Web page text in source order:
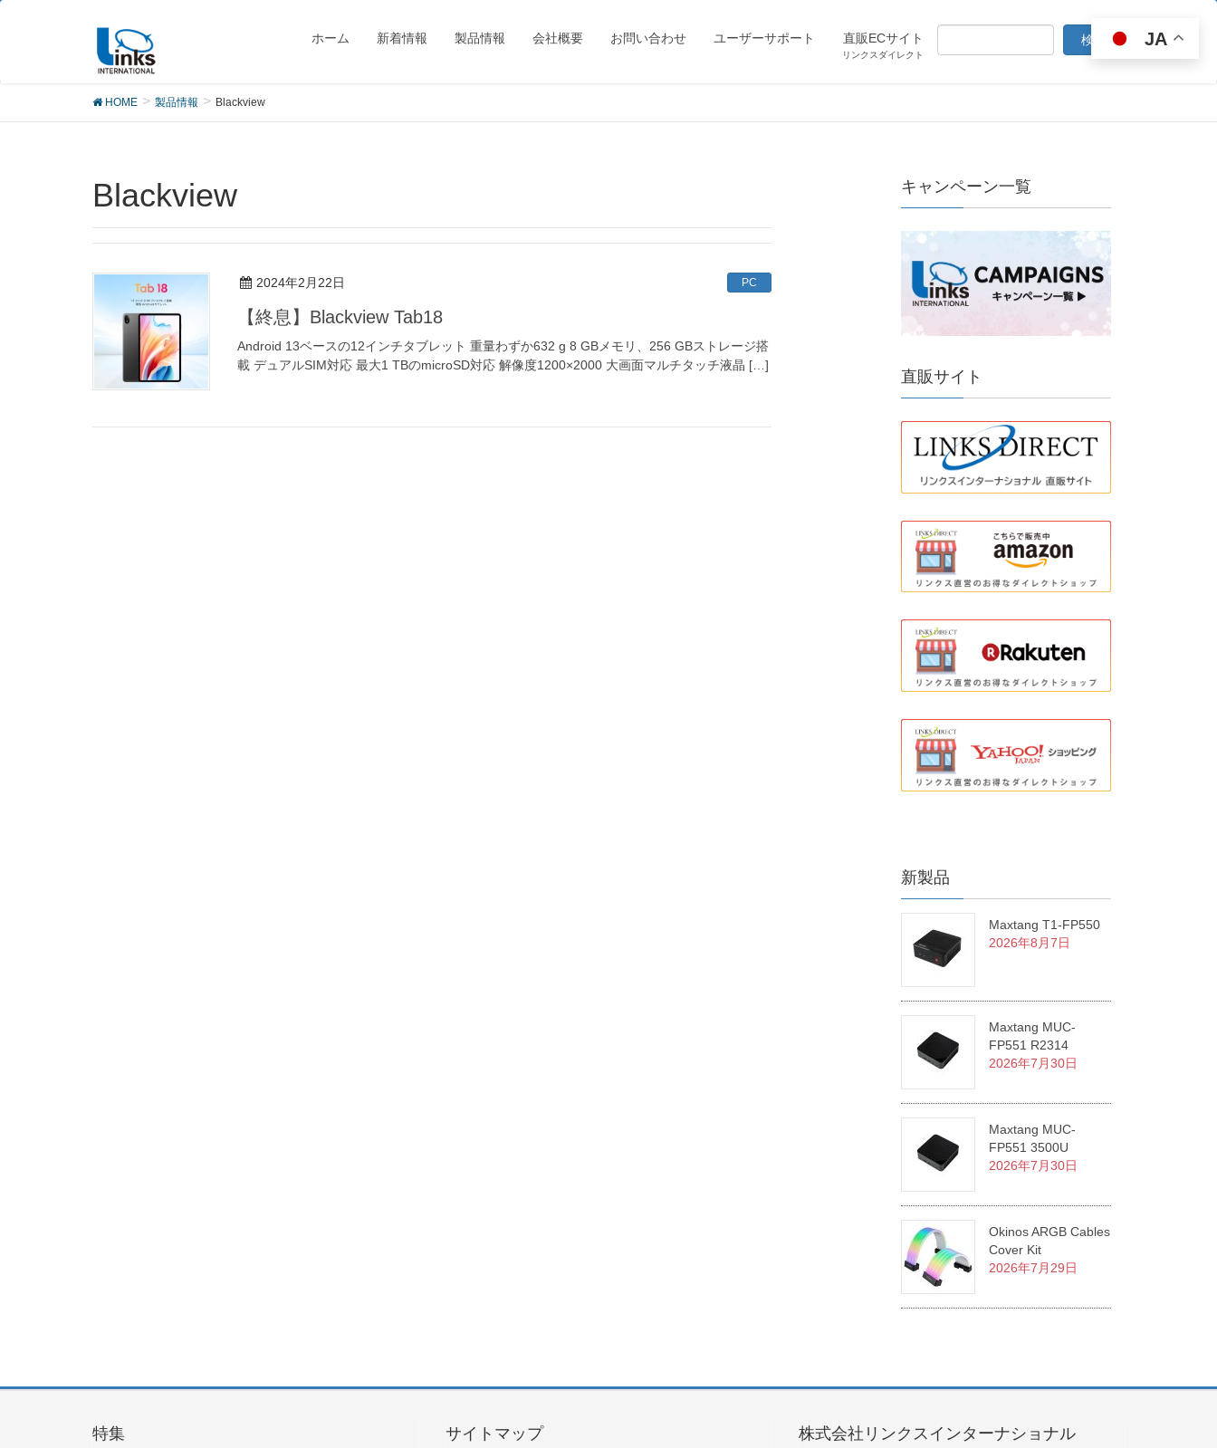
ホーム 新着情報 製品情報 会社概要 お問い合わせ ユーザーサポート 直販ECサイト
リンクスダイレクト
製品
HOME 製品情報 Blackview
Blackview
2024年2月22日 PC
【終息】Blackview Tab18
Android 13ベースの12インチタブレット 重量わずか632 g 8 GBメモリ、256 GBストレージ搭
載 デュアルSIM対応 最大1 TBのmicroSD対応 解像度1200×2000 大画面マルチタッチ液晶 […]
キャンペーン一覧
直販サイト
新製品
Maxtang T1-FP550
2026年8月7日
Maxtang MUC-
FP551 R2314
2026年7月30日
Maxtang MUC-
FP551 3500U
2026年7月30日
Okinos ARGB Cables
Cover Kit
2026年7月29日
特集 サイトマップ 株式会社リンクスインターナショナル
JA